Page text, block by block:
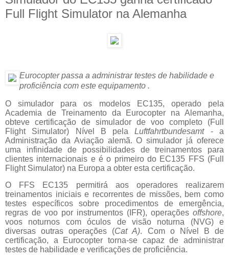
Full Flight Simulator na Alemanha
Eurocopter passa a administrar testes de habilidade e
proficiência com este equipamento .
O simulador para os modelos EC135, operado pela
Academia de Treinamento da Eurocopter na Alemanha,
obteve certificação de simulador de voo completo (Full
Flight Simulator) Nível B pelaLuftfahrtbundesamt- a
Administração da Aviação alemã. O simulador já oferece
uma infinidade de possibilidades de treinamentos para
clientes internacionais e é o primeiro do EC135 FFS (Full
Flight Simulator) na Europa a obter esta certificação.
O FFS EC135 permitirá aos operadores realizarem
treinamentos iniciais e recorrentes de missões, bem como
testes específicos sobre procedimentos de emergência,
regras de voo por instrumentos (IFR), operações offshore,
voos noturnos com óculos de visão noturna (NVG) e
diversas outras operações (Cat A). Com o Nível B de
certificação, a Eurocopter torna-se capaz de administrar
testes de habilidade e verificações de proficiência.